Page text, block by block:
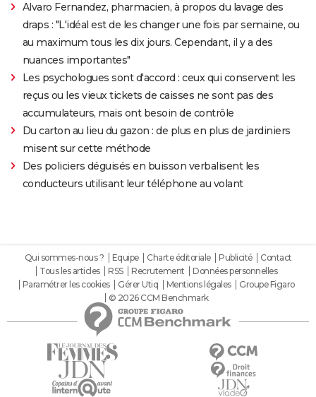
Alvaro Fernandez, pharmacien, à propos du lavage des
draps : "L'idéal est de les changer une fois par semaine, ou
au maximum tous les dix jours. Cependant, il y a des
nuances importantes"
Les psychologues sont d'accord : ceux qui conservent les
reçus ou les vieux tickets de caisses ne sont pas des
accumulateurs, mais ont besoin de contrôle
Du carton au lieu du gazon : de plus en plus de jardiniers
misent sur cette méthode
Des policiers déguisés en buisson verbalisent les
conducteurs utilisant leur téléphone au volant
Qui sommes-nous ? Equipe Charte éditoriale Publicité
Contact
Tous les articles
RSS Recrutement
Données personnelles
Paramétrer les cookies
Gérer Utiq Mentions légales
Groupe Figaro
© 2026 CCM Benchmark